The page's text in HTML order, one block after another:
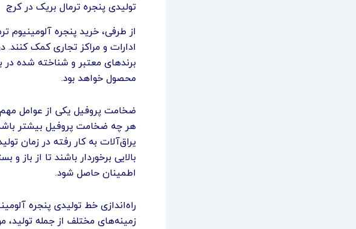
تولیدی پنجره ترمال بریک در کرج
از طرفی، خرید پنجره آلومینیوم
ادارات و مراکز تجاری کمک کنند.
برندهای معتبر و شناخته شده در
محصول خواهد بود.
ضخامت پروفیل یکی از عوامل
هر چه ضخامت پروفیل بیشتر
یراق‌آلات به کار رفته در زمان
بالایی برخوردار باشند تا از
اطمینان حاصل شود.
راه‌اندازی خط تولیدی پنجره
زمینه‌های مختلف از جمله تولید،